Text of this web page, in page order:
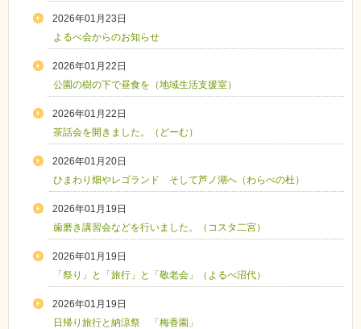
2026年01月23日
よるべ会からのお知らせ
2026年01月22日
公園の樹の下で昼食を（地域生活支援室）
2026年01月22日
茶話会を開きました。（どーむ）
2026年01月20日
ひまわり畑やレゴランド そして芦ノ湖へ（わらべの杜）
2026年01月19日
歯磨き講習会などを行いました。（コスタ二宮）
2026年01月19日
「祭り」と「旅行」と「敬老会」（よるべ沼代）
2026年01月19日
日帰り旅行と納涼祭 「梅香園」